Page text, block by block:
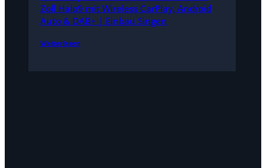
Zoll Halo9 mit Wireless CarPlay, Android
Auto & DAB+ | Einbau Singen
Weiterlesen